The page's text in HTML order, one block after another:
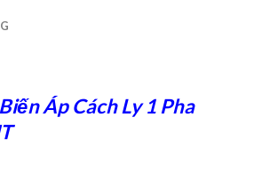
Áp Cách Ly 1 Pha